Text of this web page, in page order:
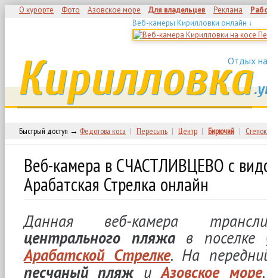
О курорте Фото Азовское море Для владельцев Реклама
Веб-камеры Кирилловки онлайн ↓
Отдых
Кирилловка
Быстрый доступ → Федотова коса | Пересыпь | Центр | Бирючий | Степок
Веб-камера в СЧАСТЛИВЦЕВО с
Арабатская Стрелка онлайн
Данная веб-камера
центрального пляжав поселке
Арабатской Стрелке. На
песчаный пляжиАзовское море